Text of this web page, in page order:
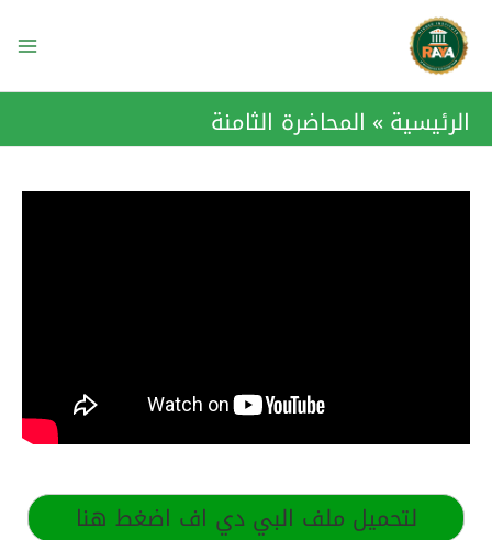
المحتوى
الرئيسية المحاضرة الثامنة
لتحميل ملف البي دي اف اضغط هنا